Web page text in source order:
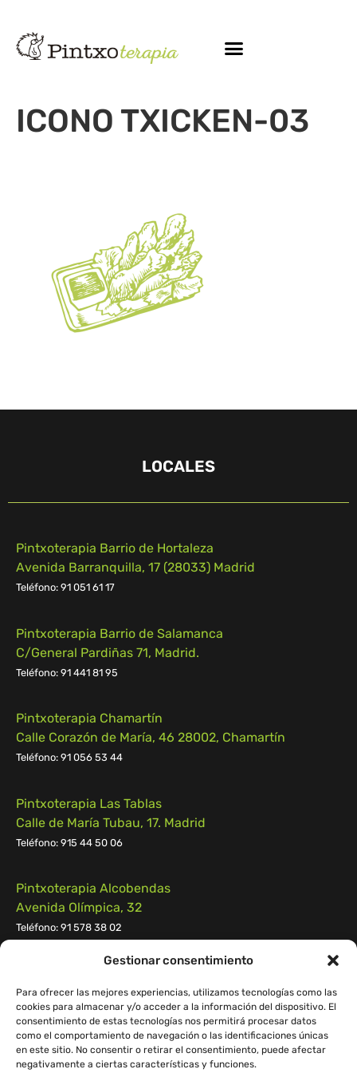
Gestionar consentimiento
Para ofrecer las mejores experiencias, utilizamos tecnologías como las
cookies para almacenar y/o acceder a la información del dispositivo. El
consentimiento de estas tecnologías nos permitirá procesar datos
como el comportamiento de navegación o las identificaciones únicas
en este sitio. No consentir o retirar el consentimiento, puede afectar
negativamente a ciertas características y funciones.
ICONO TXICKEN-03
LOCALES
Pintxoterapia Barrio de Hortaleza
Avenida Barranquilla, 17 (28033) Madrid
Teléfono: 91 051 61 17
Pintxoterapia Barrio de Salamanca
C/General Pardiñas 71, Madrid.
Teléfono: 91 441 81 95
Pintxoterapia Chamartín
Calle Corazón de María, 46 28002, Chamartín
Teléfono: 91 056 53 44
Pintxoterapia Las Tablas
Calle de María Tubau, 17. Madrid
Teléfono: 915 44 50 06
Pintxoterapia Alcobendas
Avenida Olímpica, 32
Teléfono: 91 578 38 02
Calle Campomanes n.º 55, 28223, Pozuelo de Alarcón
Teléfono:91 539 55 29